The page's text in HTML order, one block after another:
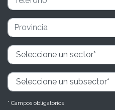
* Campos obligatorios